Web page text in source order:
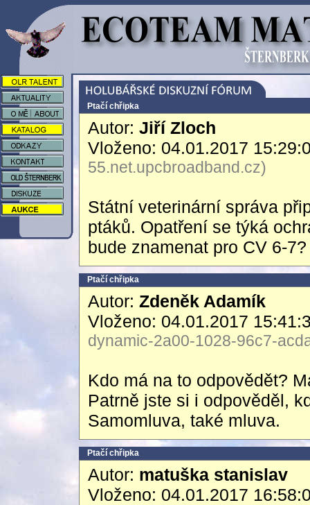
Ptačí chřipka
Autor: Jiří Zloch
Vloženo: 04.01.2017
55.net.upcbroadband.cz)
Státní veterinární správa
ptáků. Opatření se týká
bude znamenat pro CV 6-7?
Ptačí chřipka
Autor: Zdeněk Adamík
Vloženo: 04.01.2017
dynamic-2a00-1028-96c7-
Kdo má na to odpovědět?
Patrně jste si i odpověděl,
Samomluva, také mluva.
Ptačí chřipka
Autor: matuška stanislav
Vloženo: 04.01.2017